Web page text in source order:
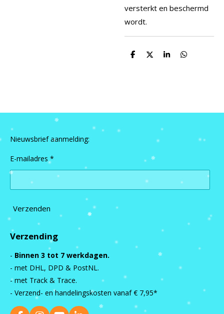
versterkt en beschermd
wordt.
D
D
S
D
Nieuwsbrief aanmelding:
E-mailadres *
Verzenden
Verzending
- Binnen 3 tot 7 werkdagen.
- met DHL, DPD & PostNL.
- met Track & Trace.
- Verzend- en handelingskosten vanaf € 7,95*